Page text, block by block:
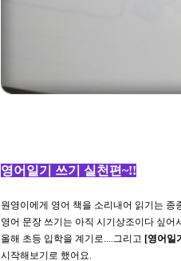
영어일기 쓰기 실천편~!!
원영이에게 영어 책을 소리내어 읽기는 종
영어 문장 쓰기는 아직 시기상조이다 싶어
올해 초등 입학을 계기로....그리고 [영어일
시작해보기로 했어요.